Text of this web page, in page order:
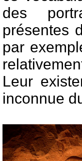
des
présentes
par
Leur
inconnue